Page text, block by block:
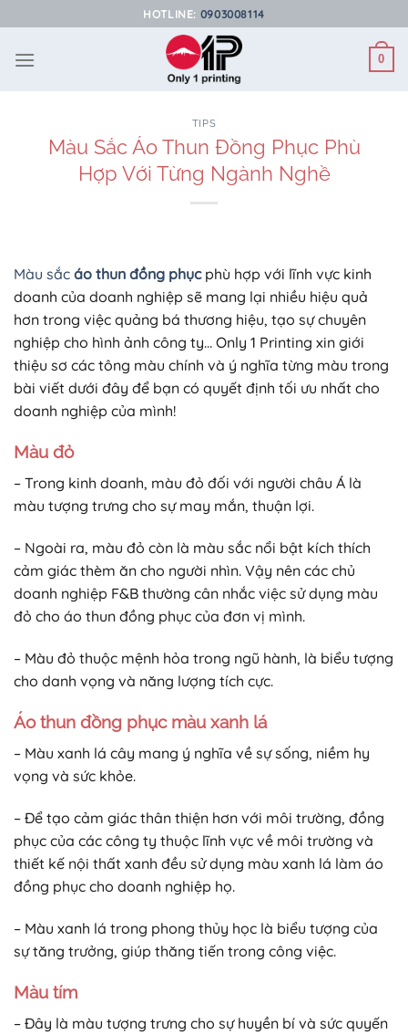
qua
nội
HOTLINE: 0903008114
0
TIPS
Màu Sắc Áo Thun Đồng Phục Phù
Hợp Với Từng Ngành Nghề
Màu sắc áo thun đồng phục phù hợp với lĩnh vực kinh
doanh của doanh nghiệp sẽ mang lại nhiều hiệu quả
hơn trong việc quảng bá thương hiệu, tạo sự chuyên
nghiệp cho hình ảnh công ty… Only 1 Printing xin giới
thiệu sơ các tông màu chính và ý nghĩa từng màu trong
bài viết dưới đây để bạn có quyết định tối ưu nhất cho
doanh nghiệp của mình!
Màu đỏ
– Trong kinh doanh, màu đỏ đối với người châu Á là
màu tượng trưng cho sự may mắn, thuận lợi.
– Ngoài ra, màu đỏ còn là màu sắc nổi bật kích thích
cảm giác thèm ăn cho người nhìn. Vậy nên các chủ
doanh nghiệp F&B thường cân nhắc việc sử dụng màu
đỏ cho áo thun đồng phục của đơn vị mình.
– Màu đỏ thuộc mệnh hỏa trong ngũ hành, là biểu tượng
cho danh vọng và năng lượng tích cực.
Áo thun đồng phục màu xanh lá
– Màu xanh lá cây mang ý nghĩa về sự sống, niềm hy
vọng và sức khỏe.
– Để tạo cảm giác thân thiện hơn với môi trường, đồng
phục của các công ty thuộc lĩnh vực về môi trường và
thiết kế nội thất xanh đều sử dụng màu xanh lá làm áo
đồng phục cho doanh nghiệp họ.
– Màu xanh lá trong phong thủy học là biểu tượng của
sự tăng trưởng, giúp thăng tiến trong công việc.
Màu tím
– Đây là màu tượng trưng cho sự huyền bí và sức quyến